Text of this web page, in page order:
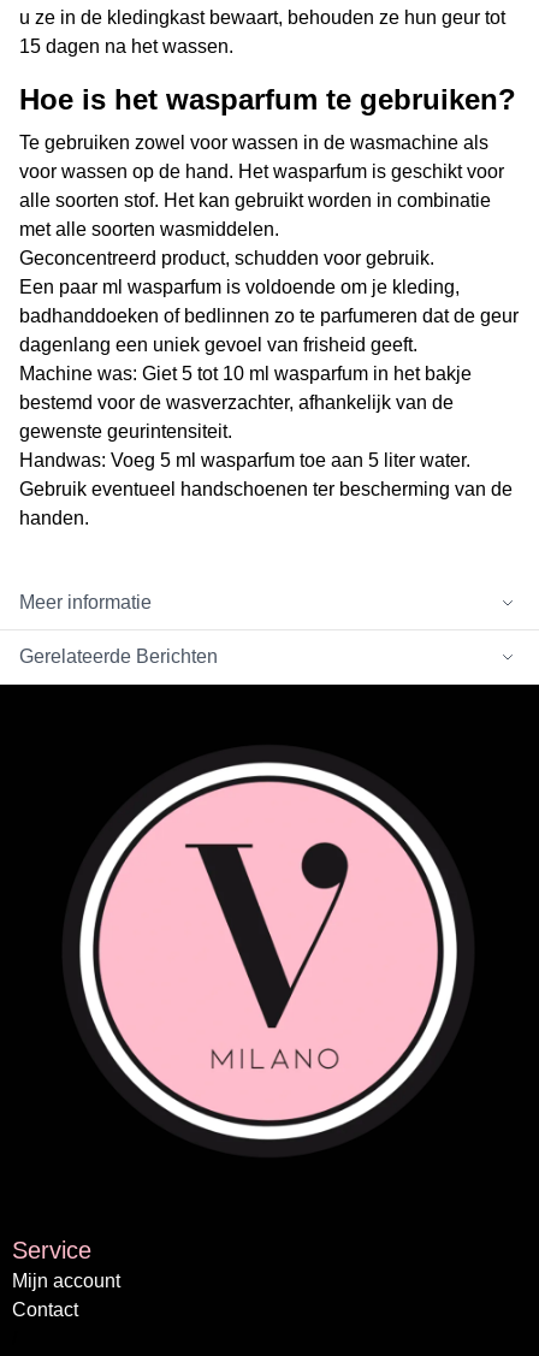
u ze in de kledingkast bewaart, behouden ze hun geur tot
15 dagen na het wassen.
Hoe is het wasparfum te gebruiken?
Te gebruiken zowel voor wassen in de wasmachine als
voor wassen op de hand. Het wasparfum is geschikt voor
alle soorten stof. Het kan gebruikt worden in combinatie
met alle soorten wasmiddelen.
Geconcentreerd product, schudden voor gebruik.
Een paar ml wasparfum is voldoende om je kleding,
badhanddoeken of bedlinnen zo te parfumeren dat de geur
dagenlang een uniek gevoel van frisheid geeft.
Machine was: Giet 5 tot 10 ml wasparfum in het bakje
bestemd voor de wasverzachter, afhankelijk van de
gewenste geurintensiteit.
Handwas: Voeg 5 ml wasparfum toe aan 5 liter water.
Gebruik eventueel handschoenen ter bescherming van de
handen.
Meer informatie
Gerelateerde Berichten
Service
Mijn account
Contact